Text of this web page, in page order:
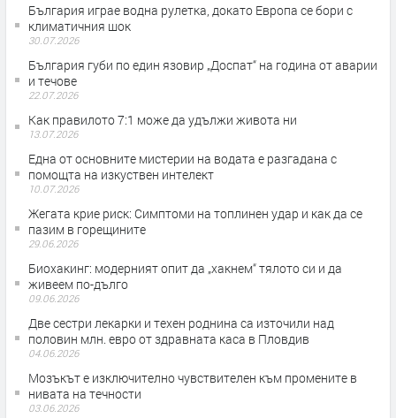
България играе водна рулетка, докато Европа се бори с
климатичния шок
30.07.2026
България губи по един язовир „Доспат“ на година от аварии
и течове
22.07.2026
Как правилото 7:1 може да удължи живота ни
13.07.2026
Една от основните мистерии на водата е разгадана с
помощта на изкуствен интелект
10.07.2026
Жегата крие риск: Симптоми на топлинен удар и как да се
пазим в горещините
29.06.2026
Биохакинг: модерният опит да „хакнем“ тялото си и да
живеем по-дълго
09.06.2026
Две сестри лекарки и техен роднина са източили над
половин млн. евро от здравната каса в Пловдив
04.06.2026
Мозъкът е изключително чувствителен към промените в
нивата на течности
03.06.2026